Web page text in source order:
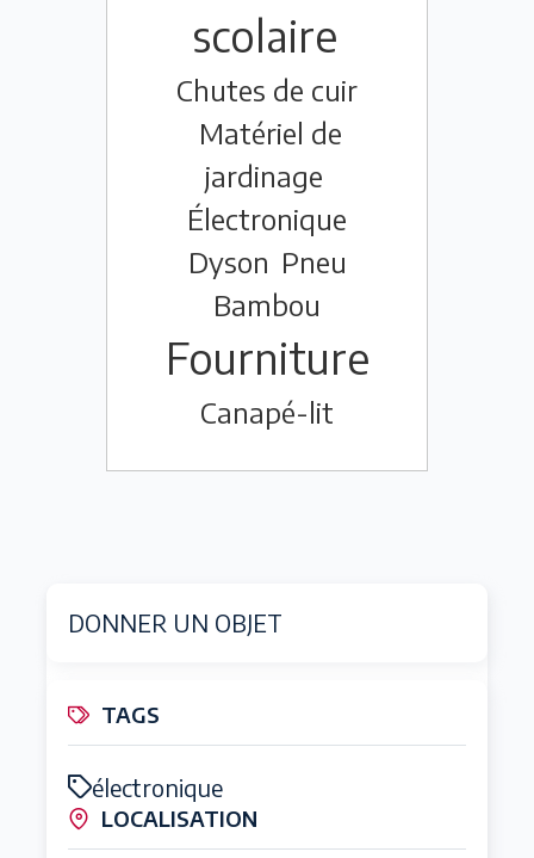
scolaire
Chutes de cuir
Matériel de
jardinage
Électronique
Dyson Pneu
Bambou
Fourniture
Canapé-lit
DONNER UN OBJET
TAGS
électronique
LOCALISATION